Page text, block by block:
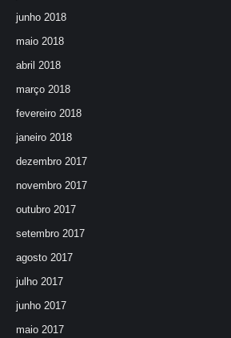
junho 2018
maio 2018
abril 2018
março 2018
fevereiro 2018
janeiro 2018
dezembro 2017
novembro 2017
outubro 2017
setembro 2017
agosto 2017
julho 2017
junho 2017
maio 2017